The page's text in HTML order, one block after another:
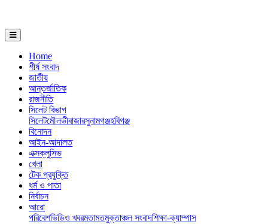
Home
শীর্ষ সংবাদ
জাতীয়
আন্তর্জাতিক
রাজনীতি
সিলেট বিভাগ
সিলেটমৌলভীবাজারসুনামগঞ্জহবিগঞ্জ
বিনোদন
আইন-আদালত
এক্সক্লুসিভ
খেলা
টেক প্রযুক্তি
ধর্ম ও পাতা
নির্বাচন
আরো
পরিবেশভিডিও খবরমতামতমুক্তাঞ্চল সংবাদশিক্ষা-ক্যাম্পাস